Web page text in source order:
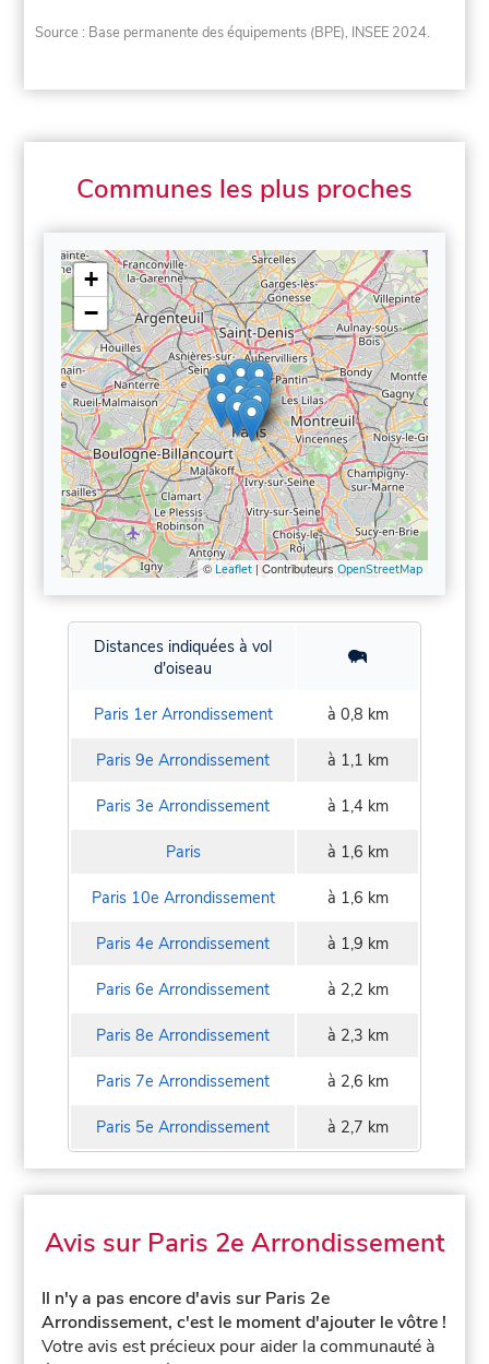
Source : Base permanente des équipements (BPE), INSEE 2024.
Communes les plus proches
+
−
© Leaflet| ContributeursOpenStreetMap
Distances indiquées à vol
d'oiseau
Paris 1er Arrondissement à 0,8 km
Paris 9e Arrondissement à 1,1 km
Paris 3e Arrondissement à 1,4 km
Paris à 1,6 km
Paris 10e Arrondissement à 1,6 km
Paris 4e Arrondissement à 1,9 km
Paris 6e Arrondissement à 2,2 km
Paris 8e Arrondissement à 2,3 km
Paris 7e Arrondissement à 2,6 km
Paris 5e Arrondissement à 2,7 km
Avis sur Paris 2e Arrondissement
Il n'y a pas encore d'avis sur Paris 2e
Arrondissement, c'est le moment d'ajouter le vôtre !
Votre avis est précieux pour aider la communauté à